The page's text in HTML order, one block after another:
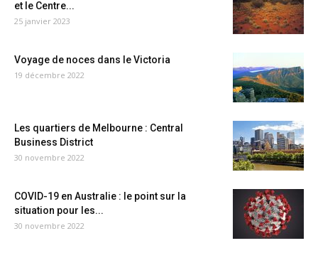
et le Centre...
25 janvier 2023
Voyage de noces dans le Victoria
19 décembre 2022
Les quartiers de Melbourne : Central
Business District
30 novembre 2022
COVID-19 en Australie : le point sur la
situation pour les...
30 novembre 2022